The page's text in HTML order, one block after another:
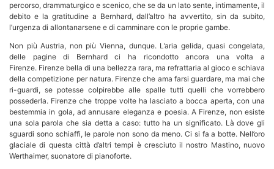
percorso, drammaturgico e scenico, che se da un lato sente, intimamente, il
debito e la gratitudine a Bernhard, dall’altro ha avvertito, sin da subito,
l’urgenza di allontanarsene e di camminare con le proprie gambe.
Non più Austria, non più Vienna, dunque. L’aria gelida, quasi congelata,
delle pagine di Bernhard ci ha ricondotto ancora una volta a
Firenze. Firenze bella di una bellezza rara, ma refrattaria al gioco e schiava
della competizione per natura. Firenze che ama farsi guardare, ma mai che
ri-guardi, se potesse colpirebbe alle spalle tutti quelli che vorrebbero
possederla. Firenze che troppe volte ha lasciato a bocca aperta, con una
bestemmia in gola, ad annusare eleganza e poesia. A Firenze, non esiste
una sola parola che sia detta a caso: tutto ha un significato. Là dove gli
sguardi sono schiaffi, le parole non sono da meno. Ci si fa a botte. Nell’oro
glaciale di questa città d’altri tempi è cresciuto il nostro Mastino, nuovo
Werthaimer, suonatore di pianoforte.